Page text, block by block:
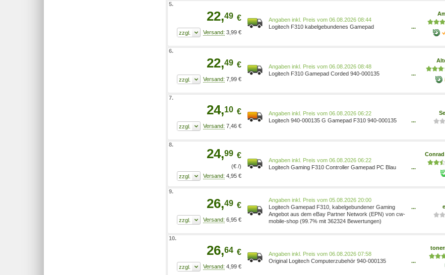
5.
22,49 €
3,99 €
Preis vom 06.08.2026 08:44
Logitech F310 kabelgebundenes Gamepad
...
6.
22,49 €
7,99 €
Preis vom 06.08.2026 08:48
Logitech F310 Gamepad Corded 940-000135
...
7.
24,10 €
7,46 €
Preis vom 06.08.2026 06:22
Logitech 940-000135 G Gamepad F310 940-000135
...
8.
24,99 €
(€ /)
4,95 €
Preis vom 06.08.2026 06:22
Logitech Gaming F310 Controller Gamepad PC Blau
...
9.
26,49 €
6,95 €
Preis vom 05.08.2026 20:00
Logitech Gamepad F310, kabelgebundener Gaming
Controller Blau/Grau 940000135
...
Angebot aus dem eBay Partner Network (EPN) von cw-
mobile-shop (99.7% mit 362324 Bewertungen)
10.
26,64 €
4,99 €
Preis vom 06.08.2026 07:58
Original Logitech Computerzubehör 940-000135
...